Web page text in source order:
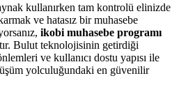
kullanırken tam kontrolü elinizde
ve hatasız bir muhasebe
ikobi muhasebe programı
Bulut teknolojisinin getirdiği
ve kullanıcı dostu yapısı ile
yolculuğundaki en güvenilir